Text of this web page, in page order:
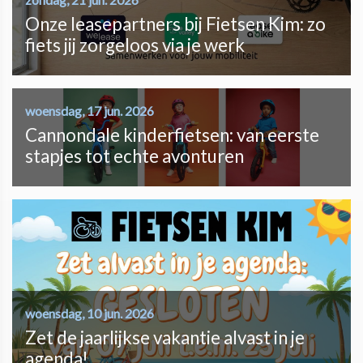
Onze leasepartners bij Fietsen Kim: zo
fiets jij zorgeloos via je werk
woensdag, 17 jun. 2026
Cannondale kinderfietsen: van eerste
stapjes tot echte avonturen
woensdag, 10 jun. 2026
Zet de jaarlijkse vakantie alvast in je
agenda!